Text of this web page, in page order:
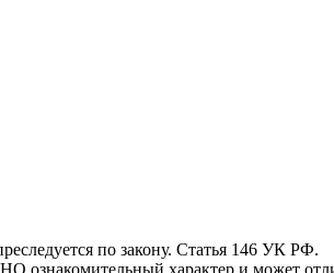
по закону. Статья 146 УК РФ.